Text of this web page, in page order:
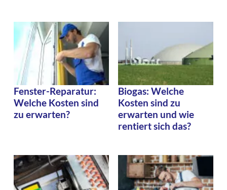
Fenster-Reparatur:
Welche Kosten sind
zu erwarten?
Biogas: Welche
Kosten sind zu
erwarten und wie
rentiert sich das?